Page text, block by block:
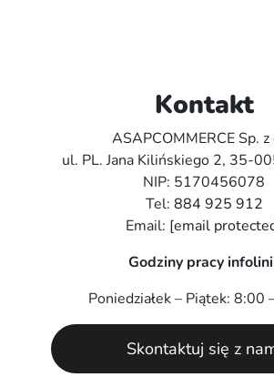
Kontakt
ASAPCOMMERCE Sp. z
ul. PL. Jana Kilińskiego 2, 35-
NIP: 5170456078
Tel: 884 925 912
Email: [email
Godziny pracy
Poniedziałek – Piątek: 8:00
Skontaktuj się z